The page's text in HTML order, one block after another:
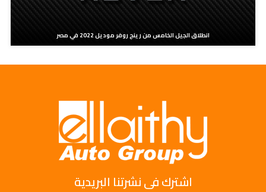
انطلاق الجيل الخامس من رينج روفر موديل 2022 في مصر
اشترك فى نشرتنا البريدية